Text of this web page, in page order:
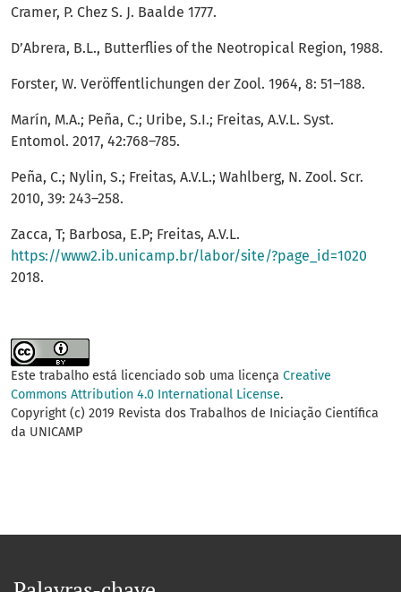
Cramer, P. Chez S. J. Baalde 1777.
D’Abrera, B.L., Butterflies of the Neotropical Region, 1988.
Forster, W. Veröffentlichungen der Zool. 1964, 8: 51–188.
Marín, M.A.; Peña, C.; Uribe, S.I.; Freitas, A.V.L. Syst.
Entomol. 2017, 42:768–785.
Peña, C.; Nylin, S.; Freitas, A.V.L.; Wahlberg, N. Zool. Scr.
2010, 39: 243–258.
Zacca, T; Barbosa, E.P; Freitas, A.V.L.
https://www2.ib.unicamp.br/labor/site/?page_id=1020
2018.
Este trabalho está licenciado sob uma licença Creative
Commons Attribution 4.0 International License.
Copyright (c) 2019 Revista dos Trabalhos de Iniciação Científica
da UNICAMP